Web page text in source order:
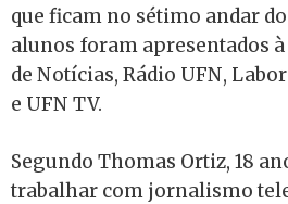
que ficam no sétimo andar do
alunos foram apresentados
de Notícias, Rádio UFN,
e UFN TV.
Segundo Thomas Ortiz, 18
trabalhar com jornalismo